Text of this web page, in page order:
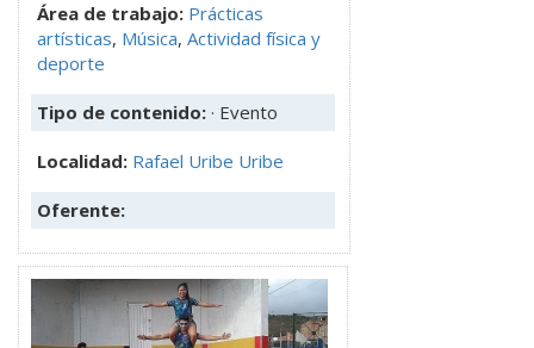
Área de trabajo: Prácticas
artísticas, Música, Actividad física y
deporte
Tipo de contenido: · Evento
Localidad: Rafael Uribe Uribe
Oferente: